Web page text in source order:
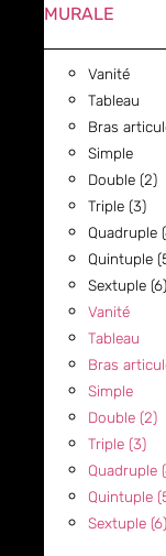
MURALE
Vanité
Tableau
Bras
Simple
Double (2)
Triple (3)
Quadruple
Quintuple
Sextuple (6)
Vanité
Tableau
Bras
Simple
Double (2)
Triple (3)
Quadruple
Quintuple
Sextuple (6)